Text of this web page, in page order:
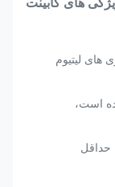
های لیتیوم
است،
حداقل